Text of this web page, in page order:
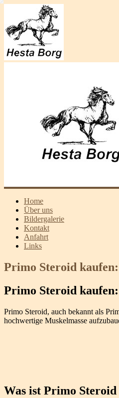
Home
Über uns
Bildergalerie
Kontakt
Anfahrt
Links
Primo Steroid
Primo Steroid
Primo Steroid, auch bekannt als
hochwertige Muskelmasse
Was ist Primo Steroid